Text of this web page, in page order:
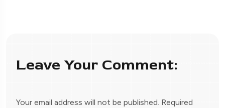
Leave Your Comment:
Your email address will not be published. Required